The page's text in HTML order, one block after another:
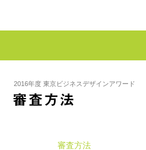
2016年度 東京ビジネスデザインアワード
審査方法